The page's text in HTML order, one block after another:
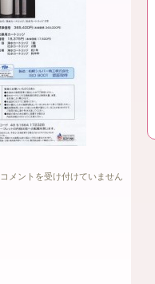
＜
コメントを受け付けていません